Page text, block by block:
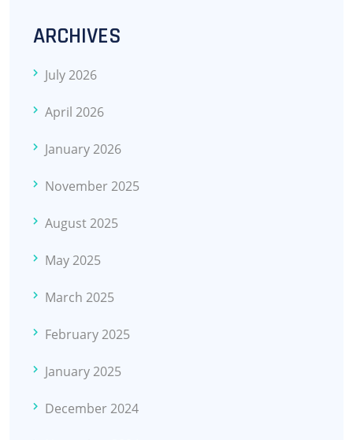
ARCHIVES
July 2026
April 2026
January 2026
November 2025
August 2025
May 2025
March 2025
February 2025
January 2025
December 2024